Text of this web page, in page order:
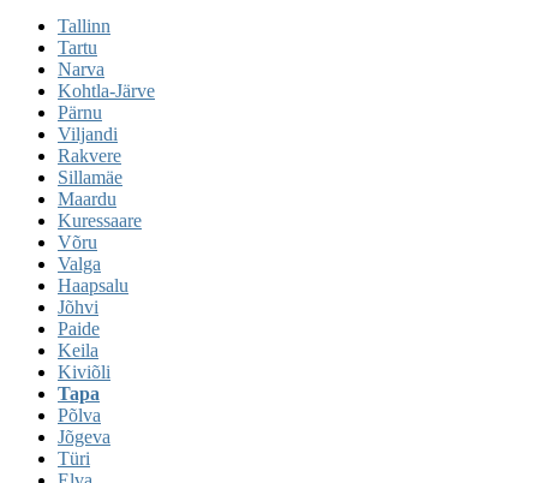
Tallinn
Tartu
Narva
Kohtla-Järve
Pärnu
Viljandi
Rakvere
Sillamäe
Maardu
Kuressaare
Võru
Valga
Haapsalu
Jõhvi
Paide
Keila
Kiviõli
Tapa
Põlva
Jõgeva
Türi